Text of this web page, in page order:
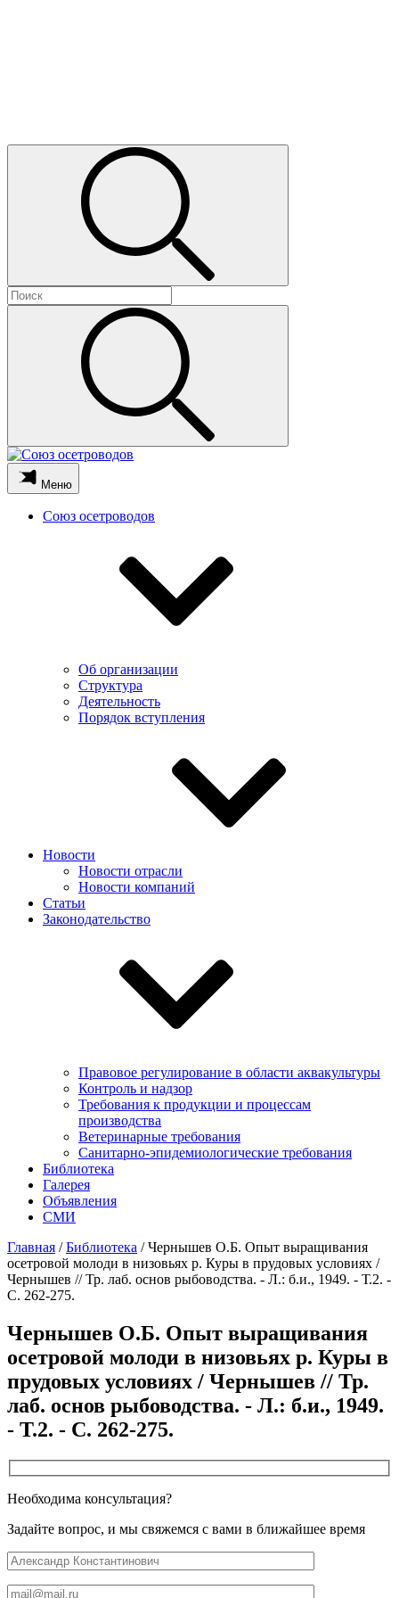
Меню
Союз осетроводов
Об организации
Структура
Деятельность
Порядок вступления
Новости
Новости отрасли
Новости компаний
Статьи
Законодательство
Правовое регулирование в области аквакультуры
Контроль и надзор
Требования к продукции и процессам
производства
Ветеринарные требования
Санитарно-эпидемиологические требования
Библиотека
Галерея
Объявления
СМИ
Главная /Библиотека /Чернышев О.Б. Опыт выращивания
осетровой молоди в низовьях р. Куры в прудовых условиях /
Чернышев // Тр. лаб. основ рыбоводства. - Л.: б.и., 1949. - Т.2. -
С. 262-275.
Чернышев О.Б. Опыт выращивания
осетровой молоди в низовьях р. Куры в
прудовых условиях / Чернышев // Тр.
лаб. основ рыбоводства. - Л.: б.и., 1949.
- Т.2. - С. 262-275.
Необходима консультация?
Задайте вопрос, и мы свяжемся с вами в ближайшее время